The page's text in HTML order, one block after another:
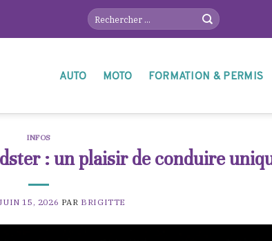
AUTO MOTO FORMATION & PERMIS
INFOS
: un plaisir de conduire
15, 2026 PAR BRIGITTE